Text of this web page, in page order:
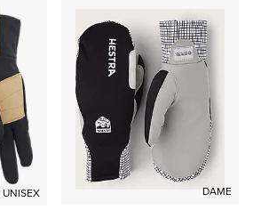
UNISEX
DAME